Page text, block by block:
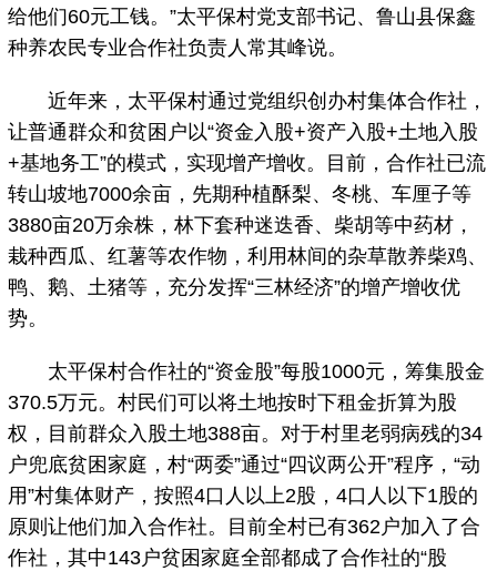
给他们60元工钱。”太平保村党支部书记、鲁山县保鑫
种养农民专业合作社负责人常其峰说。
近年来，太平保村通过党组织创办村集体合作社，
让普通群众和贫困户以“资金入股+资产入股+土地入股
+基地务工”的模式，实现增产增收。目前，合作社已流
转山坡地7000余亩，先期种植酥梨、冬桃、车厘子等
3880亩20万余株，林下套种迷迭香、柴胡等中药材，
栽种西瓜、红薯等农作物，利用林间的杂草散养柴鸡、
鸭、鹅、土猪等，充分发挥“三林经济”的增产增收优
势。
太平保村合作社的“资金股”每股1000元，筹集股金
370.5万元。村民们可以将土地按时下租金折算为股
权，目前群众入股土地388亩。对于村里老弱病残的34
户兜底贫困家庭，村“两委”通过“四议两公开”程序，“动
用”村集体财产，按照4口人以上2股，4口人以下1股的
原则让他们加入合作社。目前全村已有362户加入了合
作社，其中143户贫困家庭全部都成了合作社的“股